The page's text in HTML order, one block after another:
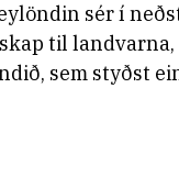
sér í
til landvarna,
sem styðst